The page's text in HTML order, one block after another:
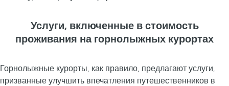
Услуги, включенные в стоимость
проживания на горнолыжных курортах
Горнолыжные курорты, как правило, предлагают услуги,
призванные улучшить впечатления путешественников в